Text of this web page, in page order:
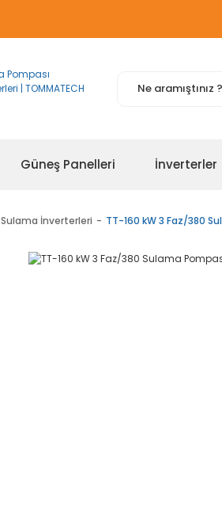
Güneş Panelleri İnverterler
İnverterleri TT-160 kW 3 Faz/380